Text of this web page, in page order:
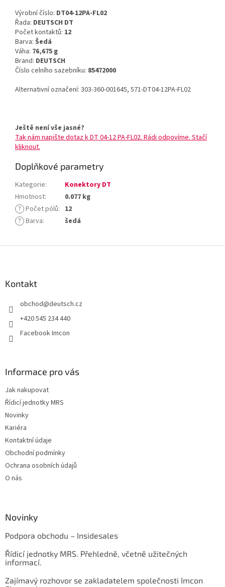
Výrobní číslo: DT04-12PA-FL02
Řada: DEUTSCH DT
Počet kontaktů: 12
Barva: Šedá
Váha: 76,675 g
Brand: DEUTSCH
Číslo celního sazebníku: 85472000
Alternativní označení: 303-360-001645, 571-DT04-12PA-FL02
Ještě není vše jasné?
Tak nám napište dotaz k DT 04-12 PA-FL02. Rádi odpovíme. Stačí
kliknout.
Doplňkové parametry
Kategorie:
Konektory DT
Hmotnost:
0.077 kg
? Počet pólů: 12
? Barva: šedá
Kontakt
obchod@deutsch.cz
+420 545 234 440
Facebook Imcon
Informace pro vás
Jak nakupovat
Řídicí jednotky MRS
Novinky
Kariéra
Kontaktní údaje
Obchodní podmínky
Ochrana osobních údajů
O nás
Novinky
Podpora obchodu – Insidesales
Řídicí jednotky MRS. Přehledně, včetně užitečných
informací.
Zajímavý rozhovor se zakladatelem společnosti Imcon